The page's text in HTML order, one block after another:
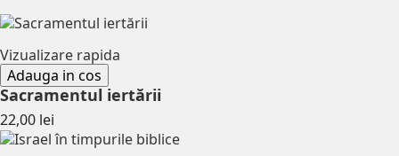
Vizualizare rapida
Adauga in cos
Sacramentul iertării
22,00 lei